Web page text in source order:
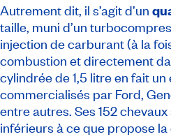
Autrement dit, il s’agit d’un
taille, muni d’un
injection de carburant (à la
combustion et directement
cylindrée de 1,5 litre en fait
commercialisés par Ford,
entre autres. Ses 152
inférieurs à ce que propose